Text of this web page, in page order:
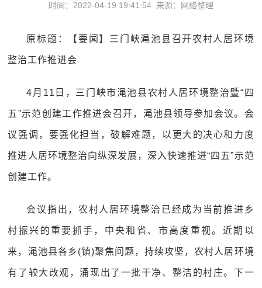
时间：2022-04-19 19:41:54 来源：网络整理
原标题：【要闻】三门峡渑池县召开农村人居环境
整治工作推进会
4月11日，三门峡市渑池县农村人居环境整治暨“四
五”示范创建工作推进会召开，渑池县领导参加会议。会
议强调，要强化担当，破解难题，以更大的决心和力度
推进人居环境整治向纵深发展，深入快速推进“四五”示范
创建工作。
会议指出，农村人居环境整治已经成为当前推进乡
村振兴的重要抓手，中央和省、市高度重视。近期以
来，渑池县各乡(镇)聚焦问题，持续攻坚，农村人居环境
有了较大改观，涌现出了一批干净、整洁的村庄。下一